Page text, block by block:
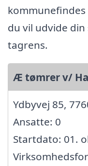
du vil udvide
tagrens.
Æ tømrer v/
Ydbyvej 85,
Ansatte: 0
Startdato: 01.